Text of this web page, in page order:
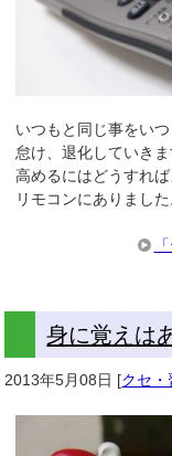
いつもと同じ事をい
怠け、退化していき
高めるにはどうすれ
リモコンにありました
身に覚えは
2013年5月08日 [クセ・